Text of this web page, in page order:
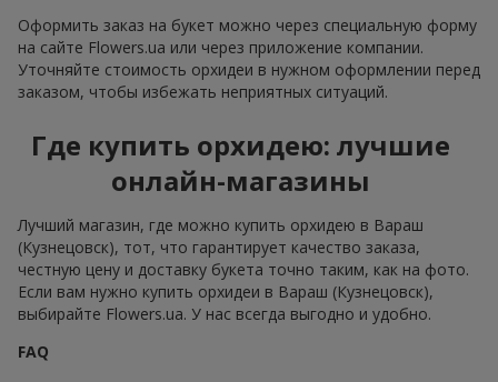
Оформить заказ на букет можно через специальную форму
на сайте Flowers.ua или через приложение компании.
Уточняйте стоимость орхидеи в нужном оформлении перед
заказом, чтобы избежать неприятных ситуаций.
Где купить орхидею: лучшие
онлайн-магазины
Лучший магазин, где можно купить орхидею в Вараш
(Кузнецовск), тот, что гарантирует качество заказа,
честную цену и доставку букета точно таким, как на фото.
Если вам нужно купить орхидеи в Вараш (Кузнецовск),
выбирайте Flowers.ua. У нас всегда выгодно и удобно.
FAQ